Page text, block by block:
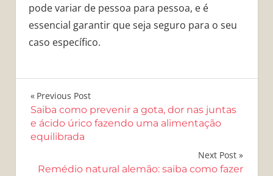
pode variar de pessoa para pessoa, e é
essencial garantir que seja seguro para o seu
caso específico.
Navegação
de
Post
Previous Post
Saiba como prevenir a gota, dor nas juntas
e ácido úrico fazendo uma alimentação
equilibrada
Next Post
Remédio natural alemão: saiba como fazer